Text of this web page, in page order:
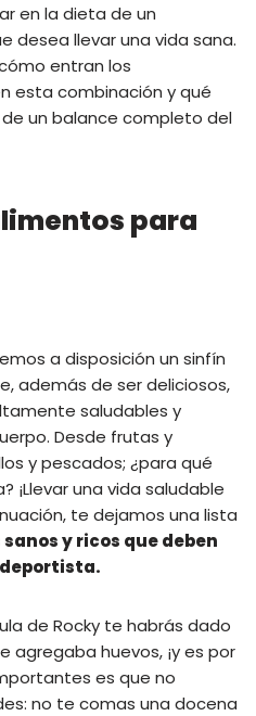
en la dieta de un
desea llevar una vida sana.
entran los
esta combinación y qué
un balance completo del
para
a disposición un sinfín
además de ser deliciosos,
saludables y
Desde frutas y
y pescados; ¿para qué
¡Llevar una vida saludable
te dejamos una lista
y ricos que deben
de Rocky te habrás dado
agregaba huevos, ¡y es por
es que no
no te comas una docena